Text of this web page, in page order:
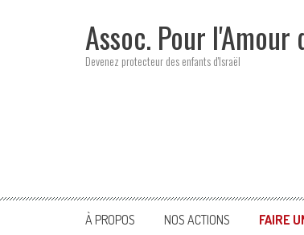
Assoc. Pour l'Amour
Devenez protecteur des enfants d'Israël
À PROPOS NOS ACTIONS FAIRE